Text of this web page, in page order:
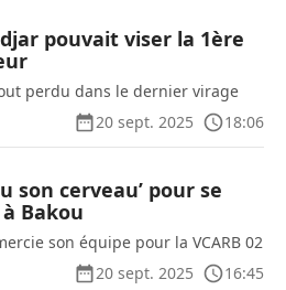
pouvait viser la 1ère
perdu dans le dernier virage
20 sept. 2025
18:06
son cerveau’ pour se
Bakou
son équipe pour la VCARB 02
20 sept. 2025
16:45